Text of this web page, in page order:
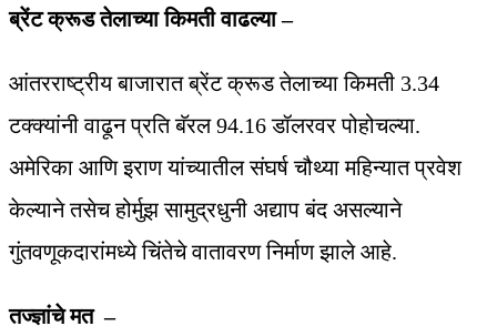
ब्रेंट क्रूड तेलाच्या किमती वाढल्या –
आंतरराष्ट्रीय बाजारात ब्रेंट क्रूड तेलाच्या किमती 3.34
टक्क्यांनी वाढून प्रति बॅरल 94.16 डॉलरवर पोहोचल्या.
अमेरिका आणि इराण यांच्यातील संघर्ष चौथ्या महिन्यात प्रवेश
केल्याने तसेच होर्मुझ सामुद्रधुनी अद्याप बंद असल्याने
गुंतवणूकदारांमध्ये चिंतेचे वातावरण निर्माण झाले आहे.
तज्ज्ञांचे मत –